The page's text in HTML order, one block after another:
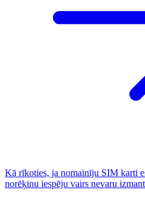
Kā rīkoties, ja nomainīju SIM karti
norēķinu iespēju vairs nevaru